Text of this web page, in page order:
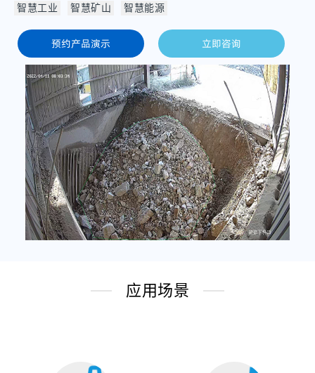
智慧工业 智慧矿山 智慧能源
预约产品演示 立即咨询
应用场景